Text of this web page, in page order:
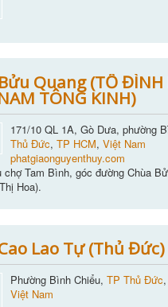
Quang (TỔ ĐÌNH
TÔNG KINH)
171/10 QL 1A, Gò Dưa, phường
Thủ Đức, TP HCM, Việt Nam
phatgiaonguyenthuy.com
chợ Tam Bình, góc đường Chùa
Hoa).
Lao Tự (Thủ Đức)
Phường Bình Chiểu, TP Thủ Đức,
Việt Nam